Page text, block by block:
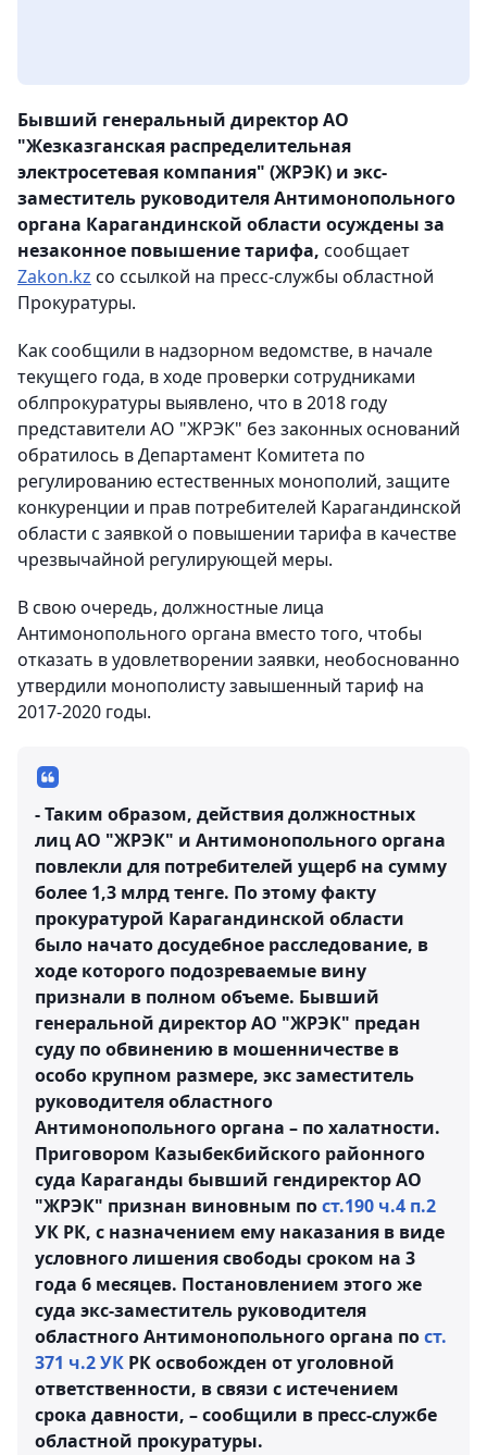
Бывший генеральный директор АО
"Жезказганская распределительная
электросетевая компания" (ЖРЭК) и экс-
заместитель руководителя Антимонопольного
органа Карагандинской области осуждены за
незаконное повышение тарифа, сообщает
Zakon.kz со ссылкой на пресс-службы областной
Прокуратуры.
Как сообщили в надзорном ведомстве, в начале
текущего года, в ходе проверки сотрудниками
облпрокуратуры выявлено, что в 2018 году
представители АО "ЖРЭК" без законных оснований
обратилось в Департамент Комитета по
регулированию естественных монополий, защите
конкуренции и прав потребителей Карагандинской
области с заявкой о повышении тарифа в качестве
чрезвычайной регулирующей меры.
В свою очередь, должностные лица
Антимонопольного органа вместо того, чтобы
отказать в удовлетворении заявки, необоснованно
утвердили монополисту завышенный тариф на
2017-2020 годы.
- Таким образом, действия должностных
лиц АО "ЖРЭК" и Антимонопольного органа
повлекли для потребителей ущерб на сумму
более 1,3 млрд тенге. По этому факту
прокуратурой Карагандинской области
было начато досудебное расследование, в
ходе которого подозреваемые вину
признали в полном объеме. Бывший
генеральной директор АО "ЖРЭК" предан
суду по обвинению в мошенничестве в
особо крупном размере, экс заместитель
руководителя областного
Антимонопольного органа – по халатности.
Приговором Казыбекбийского районного
суда Караганды бывший гендиректор АО
"ЖРЭК" признан виновным пост.190 ч.4 п.2
УК РК, с назначением ему наказания в виде
условного лишения свободы сроком на 3
года 6 месяцев. Постановлением этого же
суда экс-заместитель руководителя
областного Антимонопольного органа пост.
371 ч.2 УК РК освобожден от уголовной
ответственности, в связи с истечением
срока давности, – сообщили в пресс-службе
областной прокуратуры.